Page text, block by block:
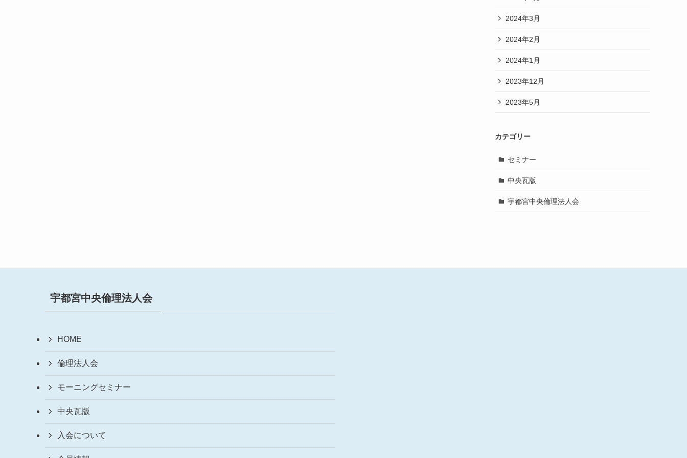
2024年3月
2024年2月
2024年1月
2023年12月
2023年5月
カテゴリー
セミナー
中央瓦版
宇都宮中央倫理法人会
宇都宮中央倫理法人会
HOME
倫理法人会
モーニングセミナー
中央瓦版
入会について